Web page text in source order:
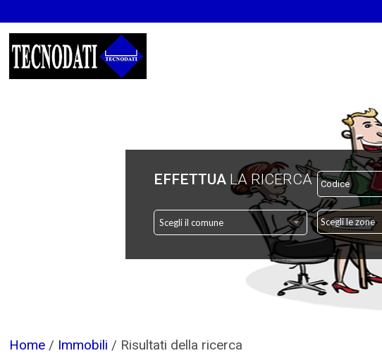
EFFETTUA LA RICERCA
Scegli il comune Scegli le zone
Home / Immobili / Risultati della ricerca